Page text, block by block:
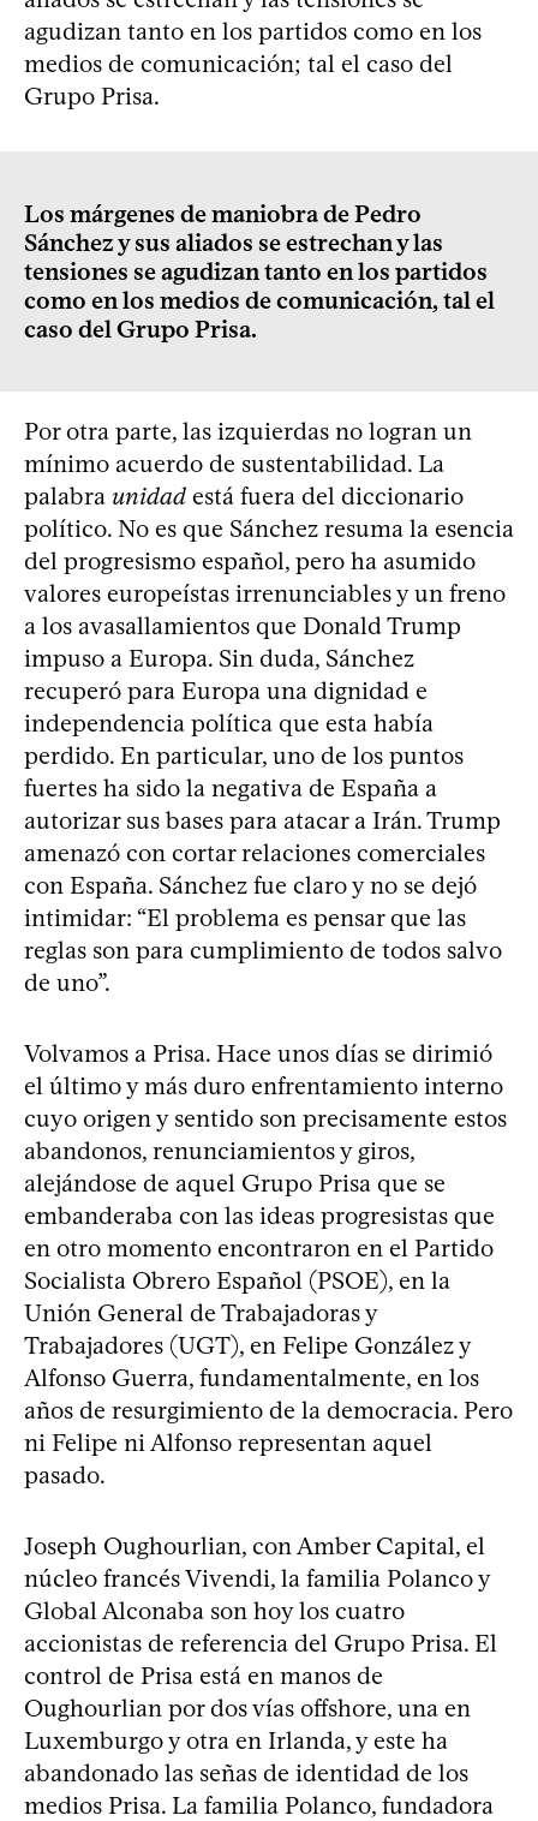
agudizan tanto en los partidos como en los
medios de comunicación; tal el caso del
Grupo Prisa.
Los márgenes de maniobra de Pedro
Sánchez y sus aliados se estrechan y las
tensiones se agudizan tanto en los partidos
como en los medios de comunicación, tal el
caso del Grupo Prisa.
Por otra parte, las izquierdas no logran un
mínimo acuerdo de sustentabilidad. La
palabra unidad está fuera del diccionario
político. No es que Sánchez resuma la esencia
del progresismo español, pero ha asumido
valores europeístas irrenunciables y un freno
a los avasallamientos que Donald Trump
impuso a Europa. Sin duda, Sánchez
recuperó para Europa una dignidad e
independencia política que esta había
perdido. En particular, uno de los puntos
fuertes ha sido la negativa de España a
autorizar sus bases para atacar a Irán. Trump
amenazó con cortar relaciones comerciales
con España. Sánchez fue claro y no se dejó
intimidar: “El problema es pensar que las
reglas son para cumplimiento de todos salvo
de uno”.
Volvamos a Prisa. Hace unos días se dirimió
el último y más duro enfrentamiento interno
cuyo origen y sentido son precisamente estos
abandonos, renunciamientos y giros,
alejándose de aquel Grupo Prisa que se
embanderaba con las ideas progresistas que
en otro momento encontraron en el Partido
Socialista Obrero Español (PSOE), en la
Unión General de Trabajadoras y
Trabajadores (UGT), en Felipe González y
Alfonso Guerra, fundamentalmente, en los
años de resurgimiento de la democracia. Pero
ni Felipe ni Alfonso representan aquel
pasado.
Joseph Oughourlian, con Amber Capital, el
núcleo francés Vivendi, la familia Polanco y
Global Alconaba son hoy los cuatro
accionistas de referencia del Grupo Prisa. El
control de Prisa está en manos de
Oughourlian por dos vías offshore, una en
Luxemburgo y otra en Irlanda, y este ha
abandonado las señas de identidad de los
medios Prisa. La familia Polanco, fundadora